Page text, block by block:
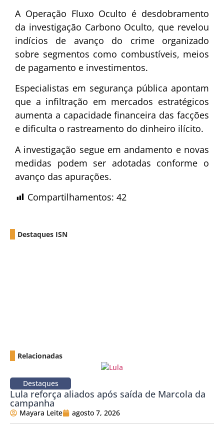
A Operação Fluxo Oculto é desdobramento
da investigação Carbono Oculto, que revelou
indícios de avanço do crime organizado
sobre segmentos como combustíveis, meios
de pagamento e investimentos.
Especialistas em segurança pública apontam
que a infiltração em mercados estratégicos
aumenta a capacidade financeira das facções
e dificulta o rastreamento do dinheiro ilícito.
A investigação segue em andamento e novas
medidas podem ser adotadas conforme o
avanço das apurações.
Compartilhamentos: 42
Destaques ISN
Relacionadas
Destaques
Lula reforça aliados após saída de Marcola da
campanha
Mayara Leite agosto 7, 2026